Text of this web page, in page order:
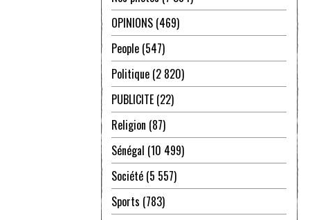
OPINIONS (469)
People (547)
Politique (2 820)
PUBLICITE (22)
Religion (87)
Sénégal (10 499)
Société (5 557)
Sports (783)